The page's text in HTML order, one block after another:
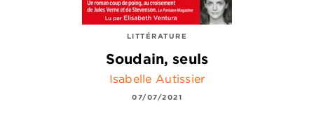
LITTÉRATURE
Soudain, seuls
Isabelle Autissier
07/07/2021